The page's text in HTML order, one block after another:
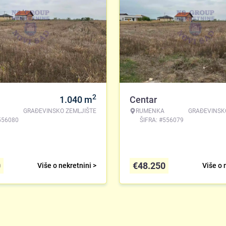
1.040 m2
GRAĐEVINSKO ZEMLJIŠTE
Više o nekretnini >
Centar
RUMENKA
ŠIFRA: #556079
Više o
€48.250